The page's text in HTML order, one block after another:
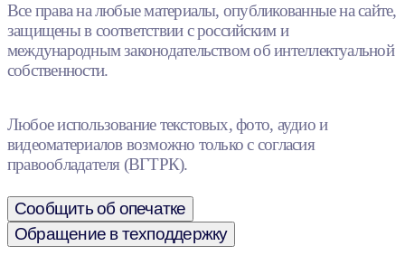
Все права на любые материалы, опубликованные на сайте,
защищены в соответствии с российским и
международным законодательством об интеллектуальной
собственности.
Любое использование текстовых, фото, аудио и
видеоматериалов возможно только с согласия
правообладателя (ВГТРК).
Сообщить об опечатке
Обращение в техподдержку